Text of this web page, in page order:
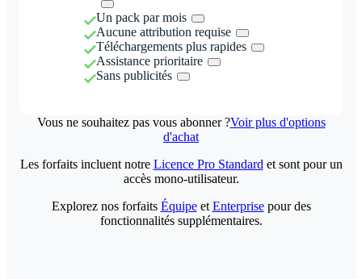
Un pack par mois
Aucune attribution requise
Téléchargements plus rapides
Assistance prioritaire
Sans publicités
Vous ne souhaitez pas vous abonner ?Voir plus d'options
d'achat
Les forfaits incluent notre Licence Pro Standard et sont pour un
accès mono-utilisateur.
Explorez nos forfaits Équipeet Enterprisepour des
fonctionnalités supplémentaires.